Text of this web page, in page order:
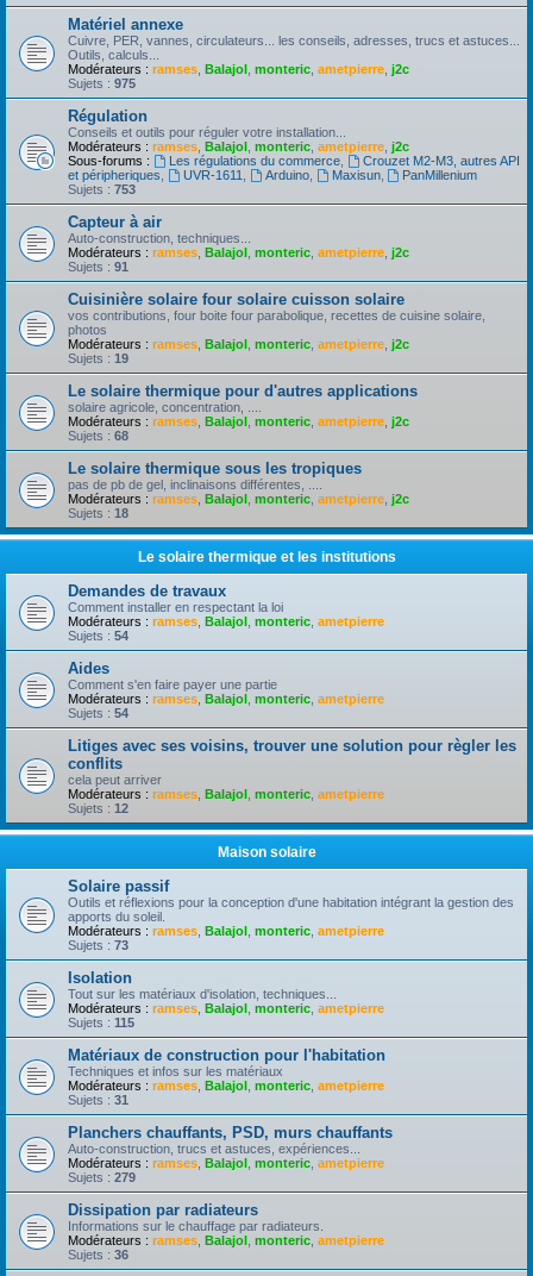
Matériel annexe
Cuivre, PER, vannes, circulateurs... les conseils, adresses, trucs et astuces...
Outils, calculs...
Modérateurs : ramses Balajol monteric ametpierre j2c
Sujets : 975
Régulation
Conseils et outils pour réguler votre installation...
Modérateurs : ramses Balajol monteric ametpierre j2c
Sous-forums :
Les régulations du commerce,
Crouzet M2-M3, autres API
et péripheriques
UVR-1611 Arduino, Maxisun,
PanMillenium
Sujets : 753
Capteur à air
Auto-construction, techniques...
Modérateurs : ramses Balajol monteric ametpierre j2c
Sujets : 91
Cuisinière solaire four solaire cuisson solaire
vos contributions, four boite four parabolique, recettes de cuisine solaire,
photos
Modérateurs : ramses Balajol monteric ametpierre j2c
Sujets : 19
Le solaire thermique pour d'autres applications
solaire agricole, concentration, ....
Modérateurs : ramses Balajol monteric ametpierre j2c
Sujets : 68
Le solaire thermique sous les tropiques
pas de pb de gel, inclinaisons différentes, ....
Modérateurs : ramses Balajol monteric ametpierre j2c
Sujets : 18
Le solaire thermique et les institutions
Demandes de travaux
Comment installer en respectant la loi
Modérateurs : ramses Balajol monteric ametpierre
Sujets : 54
Aides
Comment s'en faire payer une partie
Modérateurs : ramses Balajol monteric ametpierre
Sujets : 54
Litiges avec ses voisins, trouver une solution pour règler les
conflits
cela peut arriver
Modérateurs : ramses Balajol monteric ametpierre
Sujets : 12
Maison solaire
Solaire passif
Outils et réflexions pour la conception d'une habitation intégrant la gestion des
apports du soleil.
Modérateurs : ramses Balajol monteric ametpierre
Sujets : 73
Isolation
Tout sur les matériaux d'isolation, techniques...
Modérateurs : ramses Balajol monteric ametpierre
Sujets : 115
Matériaux de construction pour l'habitation
Techniques et infos sur les matériaux
Modérateurs : ramses Balajol monteric ametpierre
Sujets : 31
Planchers chauffants, PSD, murs chauffants
Auto-construction, trucs et astuces, expériences...
Modérateurs : ramses Balajol monteric ametpierre
Sujets : 279
Dissipation par radiateurs
Informations sur le chauffage par radiateurs.
Modérateurs : ramses Balajol monteric ametpierre
Sujets : 36